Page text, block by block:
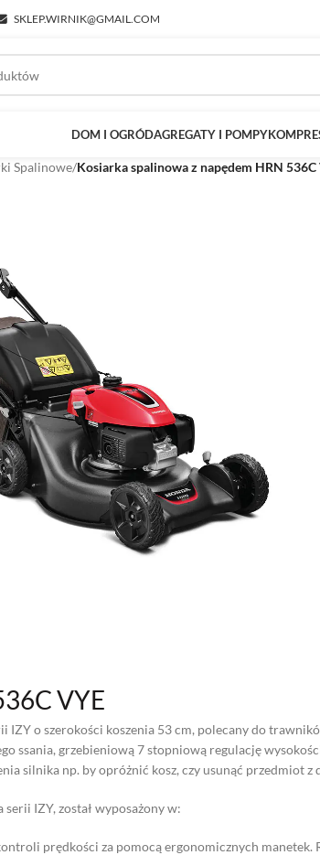
SKLEP.WIRNIK@GMAIL.COM
DOM I OGRÓDAGREGATY I POMPY
Spalinowe/Kosiarka spalinowa z napędem HRN 536C
VYE
IZY o szerokości koszenia 53 cm, polecany do
ssania, grzebieniową 7 stopniową regulację
silnika np. by opróżnić kosz, czy usunąć przedmiot z
IZY, został wyposażony w:
prędkości za pomocą ergonomicznych